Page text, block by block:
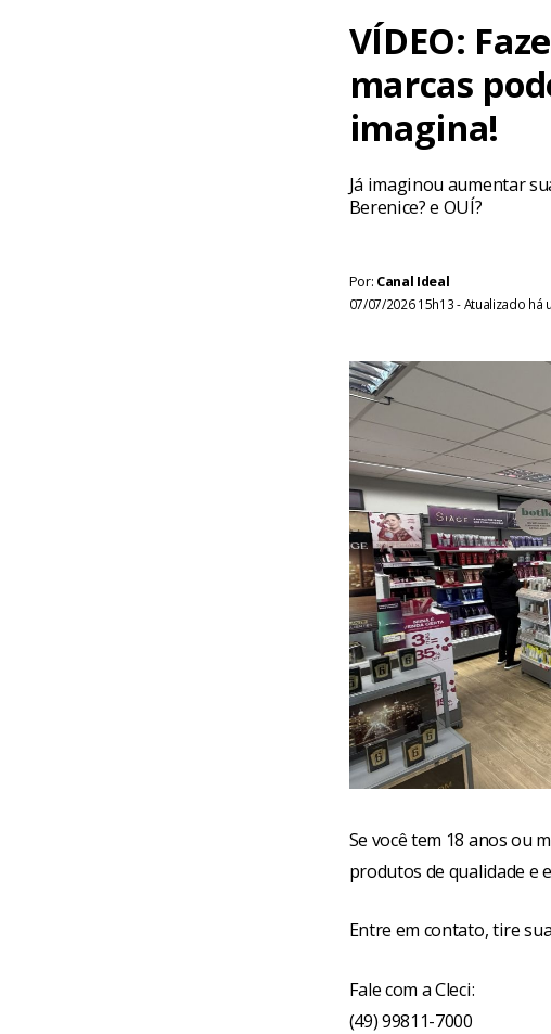
VÍDEO:
marcas
imagina!
Já imaginou aumentar
Berenice? e OUÍ?
Por: Canal Ideal
07/07/2026 15h13 - Atualizado há
Se você tem 18 anos ou
produtos de qualidade e
Entre em contato, tire
Fale com a Cleci:
(49) 99811-7000